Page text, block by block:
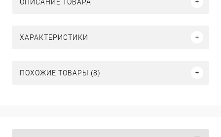
ОПИСАНИЕ ТОВАРА
ХАРАКТЕРИСТИКИ
ПОХОЖИЕ ТОВАРЫ (8)